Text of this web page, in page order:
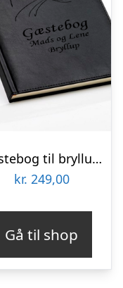
Gæstebog til bryllup – Sort – B5
kr. 249,00
Gå til shop